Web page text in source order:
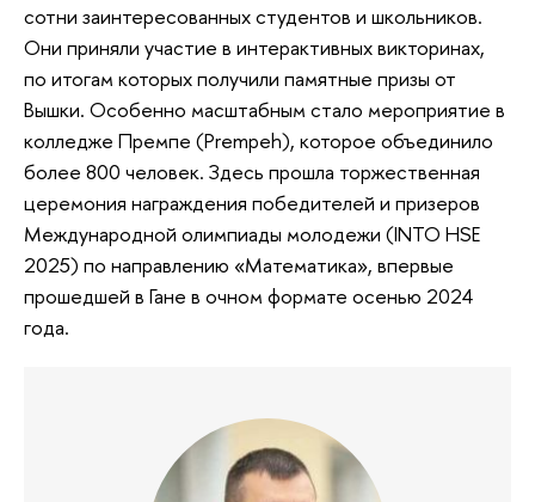
сотни заинтересованных студентов и школьников.
Они приняли участие в интерактивных викторинах,
по итогам которых получили памятные призы от
Вышки. Особенно масштабным стало мероприятие в
колледже Премпе (Prempeh), которое объединило
более 800 человек. Здесь прошла торжественная
церемония награждения победителей и призеров
Международной олимпиады молодежи (INTO HSE
2025) по направлению «Математика», впервые
прошедшей в Гане в очном формате осенью 2024
года.